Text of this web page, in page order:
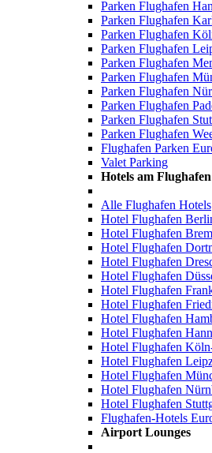
Parken Flughafen
Parken Flughafen
Parken Flughafen
Parken Flughafen
Parken Flughafen
Parken Flughafen
Parken Flughafen
Parken Flughafen
Parken Flughafen
Parken Flughafen
Flughafen Parken
Valet Parking
Hotels am Flughafen
Alle Flughafen Hotels
Hotel Flughafen
Hotel Flughafen
Hotel Flughafen
Hotel Flughafen
Hotel Flughafen
Hotel Flughafen
Hotel Flughafen
Hotel Flughafen
Hotel Flughafen
Hotel Flughafen
Hotel Flughafen
Hotel Flughafen
Hotel Flughafen
Hotel Flughafen
Flughafen-Hotels
Airport Lounges